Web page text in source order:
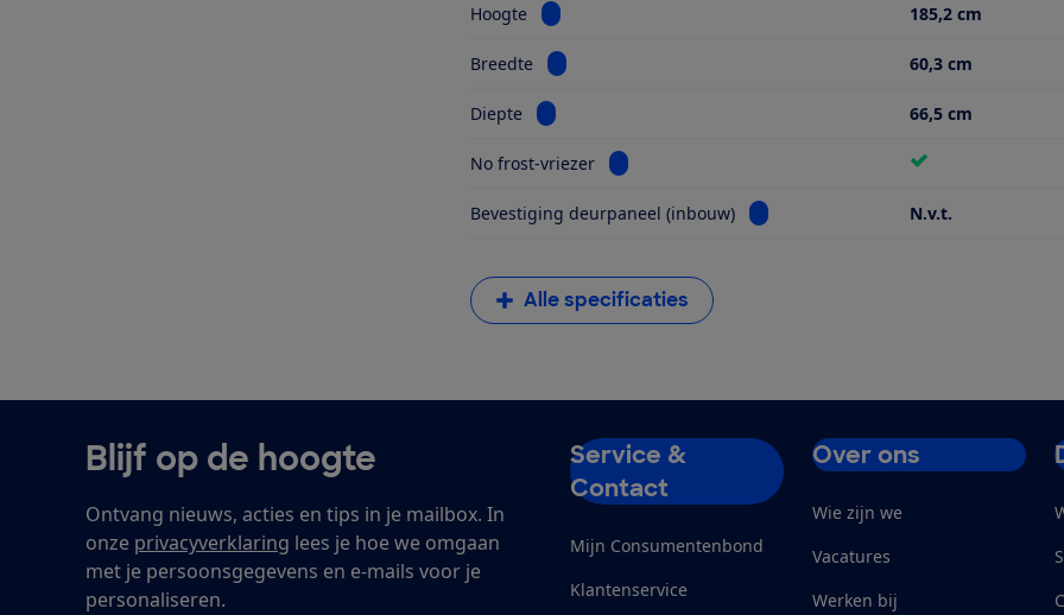
Hoogte Bekijk informatie voor Hoogte 185,2 cm
Breedte Bekijk informatie voor Breedte 60,3 cm
Diepte Bekijk informatie voor Diepte 66,5 cm
No frost-vriezer Bekijk informatie voor No frost-vriezer
Bevestiging deurpaneel (inbouw) Bekijk informatie voor Bevestiging
N.v.t.
Alle specificaties
Blijf op de hoogte
Ontvang nieuws, acties en tips in je mailbox. In
onze privacyverklaring lees je hoe we omgaan
met je persoonsgegevens en e-mails voor je
personaliseren.
Service &
Contact
Mijn Consumentenbond
Klantenservice
Over ons
Wie zijn we
Vacatures
Werken bij